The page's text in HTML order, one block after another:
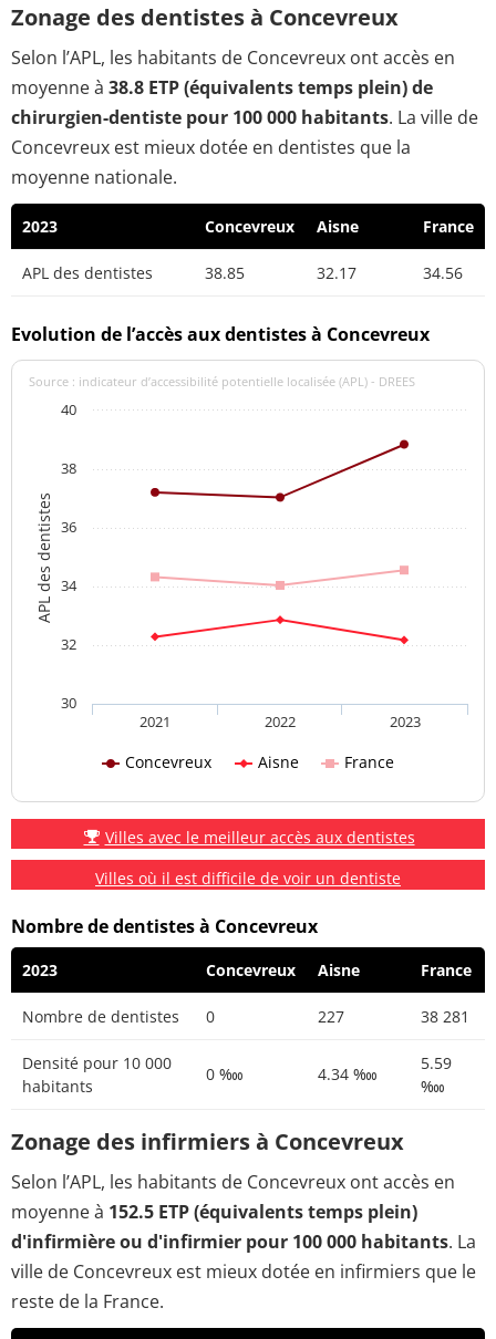
Zonage des dentistes à Concevreux
Selon l’APL, les habitants de Concevreux ont accès en
moyenne à 38.8 ETP (équivalents temps plein) de
chirurgien-dentiste pour 100 000 habitants. La ville de
Concevreux est mieux dotée en dentistes que la
moyenne nationale.
2023 Concevreux Aisne France
APL des dentistes 38.85 32.17 34.56
Evolution de l’accès aux dentistes à Concevreux
APL des dentistes
Source : indicateur d’accessibilité potentielle localisée (APL) - DREES
Concevreux Aisne France
2021 2022 2023
30
32
34
36
38
40
Villes avec le meilleur accès aux dentistes
Villes où il est difficile de voir un dentiste
Nombre de dentistes à Concevreux
2023 Concevreux Aisne France
Nombre de dentistes 0 227 38 281
Densité pour 10 000
habitants
0 ‱ 4.34 ‱
5.59
‱
Zonage des infirmiers à Concevreux
Selon l’APL, les habitants de Concevreux ont accès en
moyenne à 152.5 ETP (équivalents temps plein)
d'infirmière ou d'infirmier pour 100 000 habitants. La
ville de Concevreux est mieux dotée en infirmiers que le
reste de la France.